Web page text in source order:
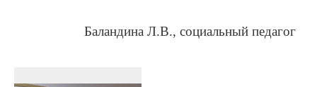
Баландина Л.В., социальный педагог